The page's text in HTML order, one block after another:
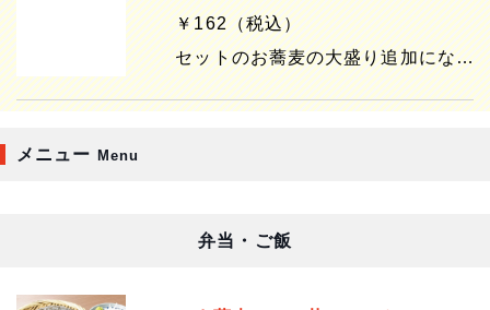
￥162（税込）
セットのお蕎麦の大盛り追加になります。このメニューだけのご注文は承っておりません。
メニュー Menu
弁当・ご飯